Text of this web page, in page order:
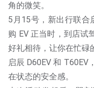
角的微笑。
5月15号，新出行联
购 EV 正当时，到店试
好礼相待，让你在忙碌
启辰 D60EV 和 T60EV
在状态的安全感。